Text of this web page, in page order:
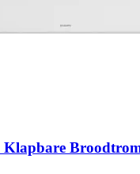
Klapbare